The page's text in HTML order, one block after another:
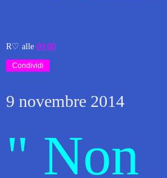
R♡ alle 00:00
Condividi
9 novembre 2014
" Non